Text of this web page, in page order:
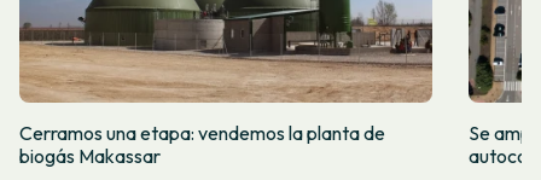
Cerramos una etapa: vendemos la planta de
biogás Makassar
Se